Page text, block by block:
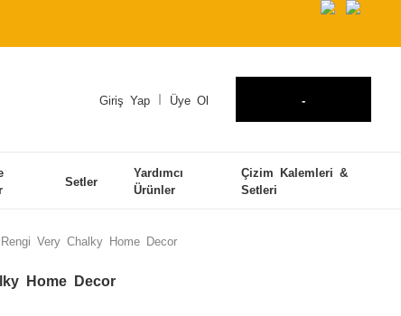
Giriş Yap Üye Ol -
Setler
Yardımcı
Ürünler
Çizim Kalemleri &
Setleri
Very Chalky Home Decor
Home Decor